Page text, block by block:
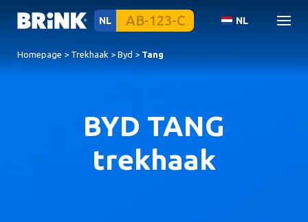
NL NL
Homepage > Trekhaak > Byd > Tang
BYD TANG
trekhaak